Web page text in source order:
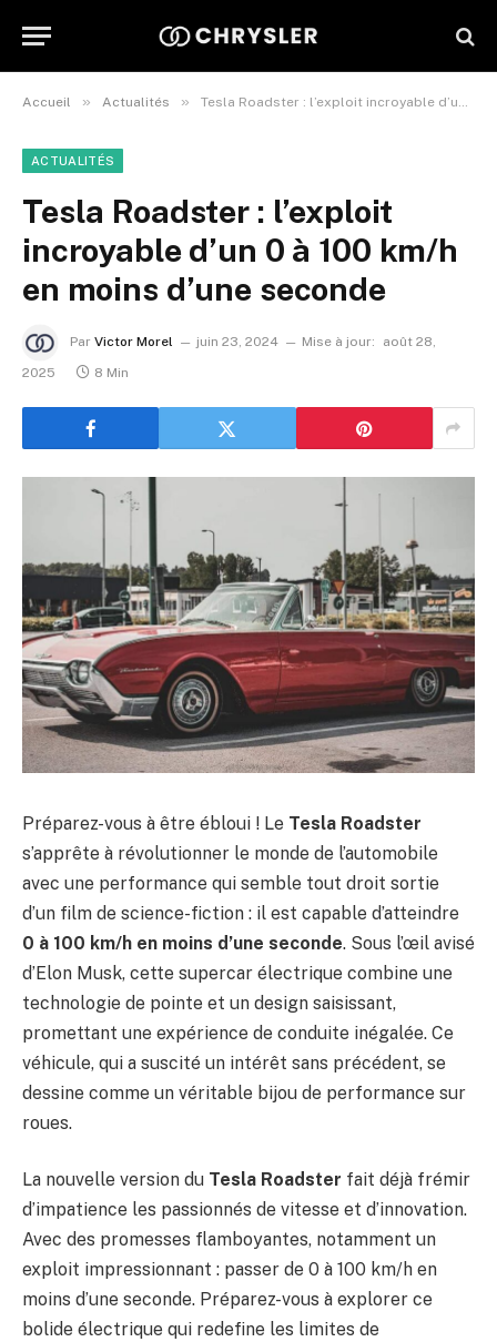
Accueil » Actualités » Tesla Roadster : l’exploit incroyable d’un 0 à 100 km/h en moins d’une seconde
ACTUALITÉS
Tesla Roadster : l’exploit
incroyable d’un 0 à 100 km/h
en moins d’une seconde
Par Victor Morel juin 23, 2024 Mise à jour:
août 28,
2025
8 Min
Préparez-vous à être ébloui ! Le Tesla Roadster
s’apprête à révolutionner le monde de l’automobile
avec une performance qui semble tout droit sortie
d’un film de science-fiction : il est capable d’atteindre
0 à 100 km/h en moins d’une seconde. Sous l’œil avisé
d’Elon Musk, cette supercar électrique combine une
technologie de pointe et un design saisissant,
promettant une expérience de conduite inégalée. Ce
véhicule, qui a suscité un intérêt sans précédent, se
dessine comme un véritable bijou de performance sur
roues.
La nouvelle version du Tesla Roadster fait déjà frémir
d’impatience les passionnés de vitesse et d’innovation.
Avec des promesses flamboyantes, notamment un
exploit impressionnant : passer de 0 à 100 km/h en
moins d’une seconde. Préparez-vous à explorer ce
bolide électrique qui redefine les limites de